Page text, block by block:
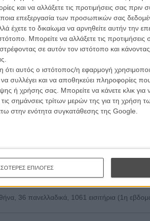
και να αλλάξετε τις προτιμήσεις σας πριν
επεξεργασία των προσωπικών σας
έχετε το δικαίωμα να αρνηθείτε αυτήν την
Μπορείτε να αλλάξετε τις
σε αυτόν τον ιστότοπο και
αυτός ο ιστότοπος/η εφαρμογή
συλλέγει και να αποθηκεύει πληροφορίες
ή χρήσης σας. Μπορείτε να κάνετε κλικ
σημάνσεις τρίτων μερών της για τη
στην ενότητα συγκατάθεσης της Google.
ΕΠΙΛΟΓΕΣ
Αθήνα, 55 πανελλαδικά, 6.820 εισιτήρια (5η
155.082
στην Αθήνα, 44 πανελλαδικά, 6.623 εισιτήρια
82.816
, 18 αίθουσες στην Αθήνα, 49 πανελλαδικά,
Αθήνα, 18 πανελλαδικά, 1940 εισιτήρια (4η
στην Αθήνα, 20 πανελλαδικά, 1.386 εισιτήρια
σήμερα: 51.544
36 πανελλαδικά, 1061 εισιτήρια (1η